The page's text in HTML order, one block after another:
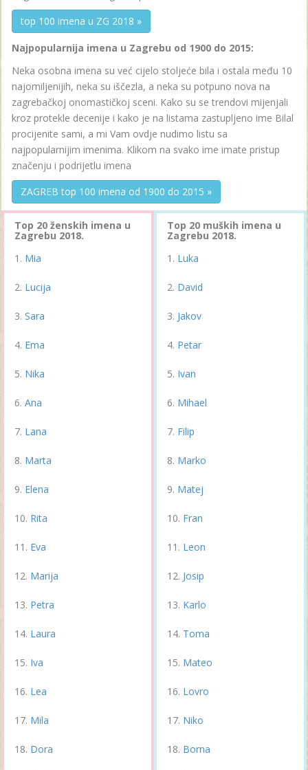
top 100 imena u ZG 2018 »
Najpopularnija imena u Zagrebu od 1900 do 2015:
Neka osobna imena su već cijelo stoljeće bila i ostala među 10
najomiljenijih, neka su iščezla, a neka su potpuno nova na
zagrebačkoj onomastičkoj sceni. Kako su se trendovi mijenjali
kroz protekle decenije i kako je na listama zastupljeno ime Bilal
procijenite sami, a mi Vam ovdje nudimo listu sa
najpopularnijim imenima. Klikom na svako ime imate pristup
značenju i podrijetlu imena
ZAGREB top 100 imena od 1900 do 2015 »
Top 20 ženskih imena u
Zagrebu 2018.
Mia
Lucija
Sara
Ema
Nika
Ana
Lana
Marta
Elena
Rita
Eva
Marija
Petra
Laura
Iva
Lea
Mila
Dora
Top 20 muških imena u
Zagrebu 2018.
Luka
David
Jakov
Petar
Ivan
Mihael
Filip
Marko
Matej
Fran
Leon
Josip
Karlo
Toma
Mateo
Lovro
Niko
Borna